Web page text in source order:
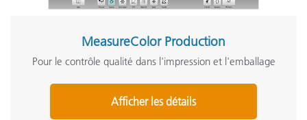
MeasureColor Production
Pour le contrôle qualité dans l'impression et l'emballage
Afficher les détails